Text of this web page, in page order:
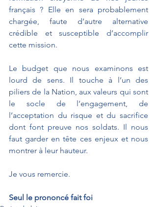
français ? Elle en sera probablement
chargée, faute d’autre alternative
crédible et susceptible d’accomplir
cette mission.
Le budget que nous examinons est
lourd de sens. Il touche à l’un des
piliers de la Nation, aux valeurs qui sont
le socle de l’engagement, de
l’acceptation du risque et du sacrifice
dont font preuve nos soldats. Il nous
faut garder en tête ces enjeux et nous
montrer à leur hauteur.
Je vous remercie.
Seul le prononcé fait foi